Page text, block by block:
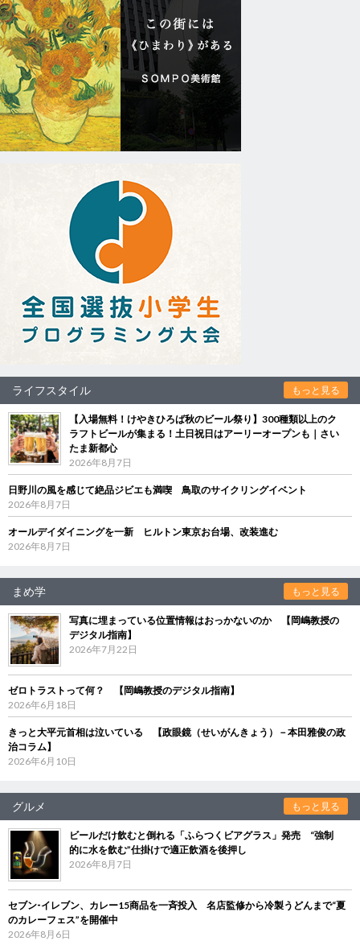
ライフスタイル もっと見る
【入場無料！けやきひろば秋のビール祭り】300種類以上のク
ラフトビールが集まる！土日祝日はアーリーオープンも｜さい
たま新都心
2026年8月7日
日野川の風を感じて絶品ジビエも満喫 鳥取のサイクリングイベント
2026年8月7日
オールデイダイニングを一新 ヒルトン東京お台場、改装進む
2026年8月7日
まめ学 もっと見る
写真に埋まっている位置情報はおっかないのか 【岡嶋教授の
デジタル指南】
2026年7月22日
ゼロトラストって何？ 【岡嶋教授のデジタル指南】
2026年6月18日
きっと大平元首相は泣いている 【政眼鏡（せいがんきょう）－本田雅俊の政
治コラム】
2026年6月10日
グルメ もっと見る
ビールだけ飲むと倒れる「ふらつくビアグラス」発売 “強制
的に水を飲む”仕掛けで適正飲酒を後押し
2026年8月7日
セブン‐イレブン、カレー15商品を一斉投入 名店監修から冷製うどんまで“夏
のカレーフェス”を開催中
2026年8月6日